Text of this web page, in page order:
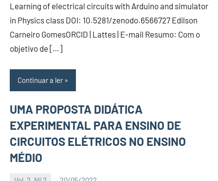
Learning of electrical circuits with Arduino and simulator
in Physics class DOI: 10.5281/zenodo.6566727 Edilson
Carneiro GomesORCID | Lattes | E-mail Resumo: Com o
objetivo de […]
Continuar a ler
UMA PROPOSTA DIDÁTICA
EXPERIMENTAL PARA ENSINO DE
CIRCUITOS ELÉTRICOS NO ENSINO
MÉDIO